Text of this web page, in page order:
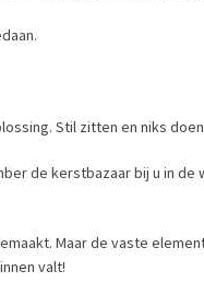
Stil zitten en niks
de kerstbazaar bij u in
Maar de vaste
valt!